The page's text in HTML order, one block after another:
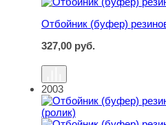
Отбойник (буфер)
327,00 руб.
Отбойник (буфер)
2003